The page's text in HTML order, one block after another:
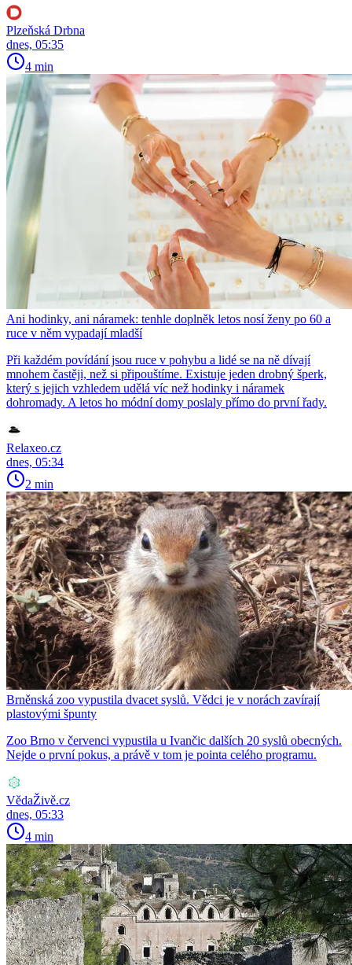
Plzeňská Drbna
dnes, 05:35
4 min
Ani hodinky, ani náramek: tenhle doplněk letos nosí ženy po 60 a
ruce v něm vypadají mladší
Při každém povídání jsou ruce v pohybu a lidé se na ně dívají
mnohem častěji, než si připouštíme. Existuje jeden drobný šperk,
který s jejich vzhledem udělá víc než hodinky i náramek
dohromady. A letos ho módní domy poslaly přímo do první řady.
Relaxeo.cz
dnes, 05:34
2 min
Brněnská zoo vypustila dvacet syslů. Vědci je v norách zavírají
plastovými špunty
Zoo Brno v červenci vypustila u Ivančic dalších 20 syslů obecných.
Nejde o první pokus, a právě v tom je pointa celého programu.
VědaŽivě.cz
dnes, 05:33
4 min